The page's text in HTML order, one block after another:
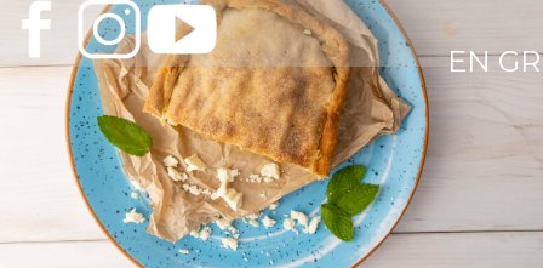
ENGR